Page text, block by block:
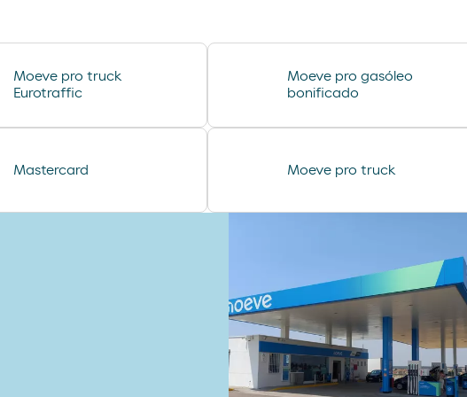
chorizo revilla
Moeve pro truck
Eurotraffic
Moeve pro gasóleo
bonificado
Mastercard Moeve pro truck